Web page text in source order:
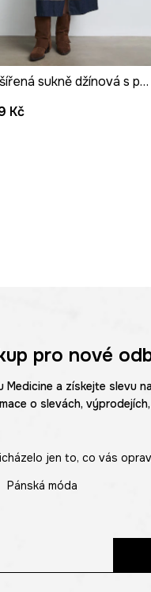
Rozšířená sukně džínová s páskem
Kč
pro nové
a získejte slevu
o slevách,
jen to, co vás
Pánská móda